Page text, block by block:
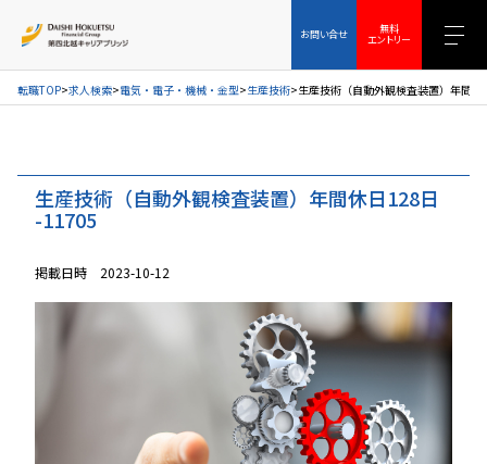
お問い合せ 無料
エントリー
お問い合せ 無料エントリー
転職TOP 求人検索 電気・電子・機械・金型 生産技術 生産技術（自動外観検査装置）年間
生産技術（自動外観検査装置）年間休日128日
-11705
掲載日時 2023-10-12